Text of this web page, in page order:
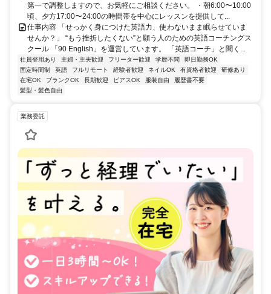
第一で調整しますので、お気軽にご相談ください。 ・朝6:00〜10:00
頃、夕方17:00〜24:00の時間帯を中心にレッスンを提供して...
仕事内容 「せっかく身につけた英語力、使わないまま眠らせていま
せんか？」 “もう挫折したくない”と願う人のための英語コーチングス
クール 「90 English」を運営しています。 「英語コーチ」と聞く...
社員登用あり 主婦・主夫歓迎 フリーター歓迎 学歴不問
即日勤務OK
固定時間制
英語 フルリモート 経験者歓迎 ネイルOK 有資格者歓迎
研修あり
在宅OK
ブランクOK 長期歓迎 ピアスOK 服装自由
履歴書不要
髪型・髪色自由
業務委託